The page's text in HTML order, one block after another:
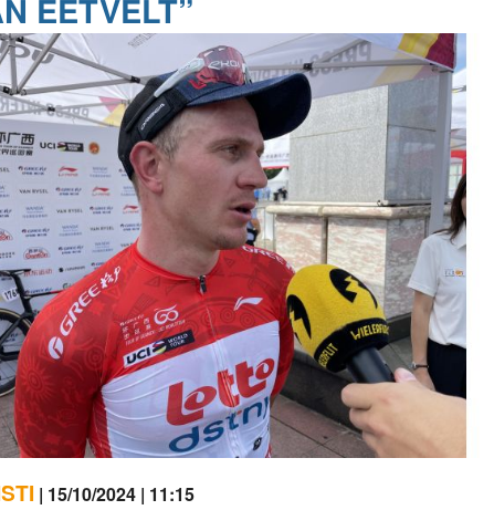
EETVELT”
| 15/10/2024 | 11:15
#334 CHARLY